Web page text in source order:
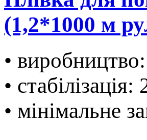
(1,2*1000 м
•
•
• мінімальне